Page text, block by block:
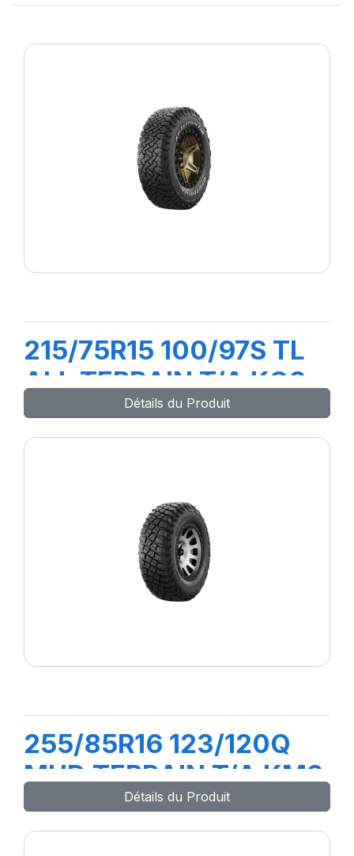
215/75R15 100/97S TL
ALL TERRAIN T/A KO3
LRC RWLDétails du Produit
255/85R16 123/120Q
MUD TERRAIN T/A KM3
Détails du Produit